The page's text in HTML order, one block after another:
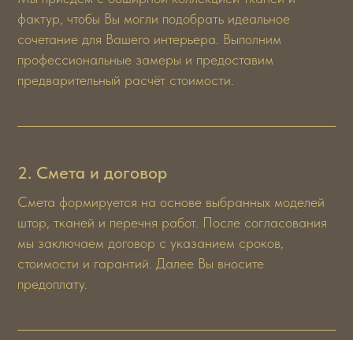
фактур, чтобы Вы могли подобрать идеальное
сочетание для Вашего интерьера. Выполним
профессиональные замеры и предоставим
предварительный расчёт стоимости.
2. Смета и договор
Смета формируется на основе выбранных моделей
штор, тканей и перечня работ. После согласования
мы заключаем договор с указанием сроков,
стоимости и гарантий. Далее Вы вносите
предоплату.